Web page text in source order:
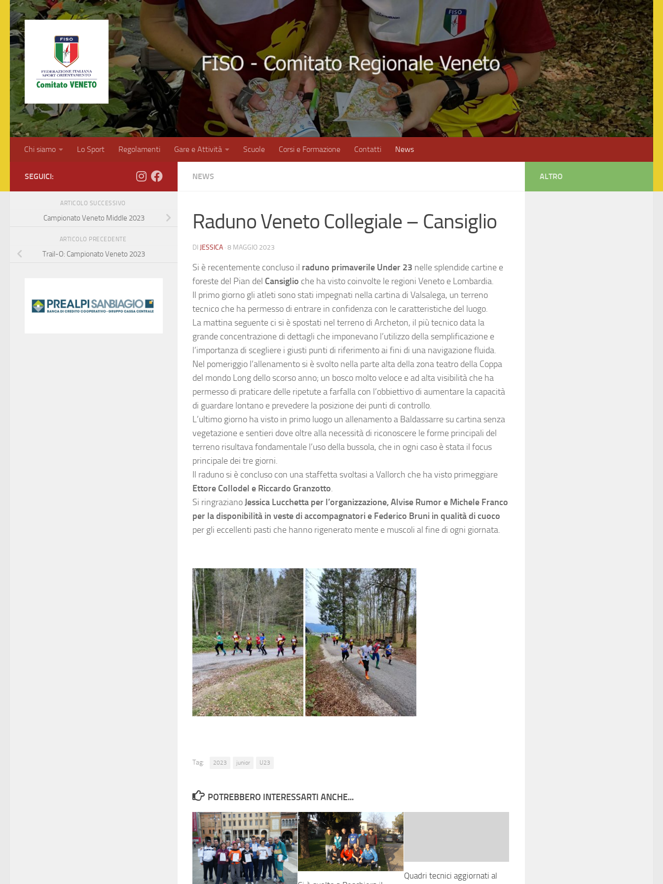
Salta al contenuto
Chi siamo Lo Sport Regolamenti Gare e Attività Scuole Corsi e Formazione Contatti News
NEWS
Raduno Veneto Collegiale – Cansiglio
DI JESSICA · 8 MAGGIO 2023
Si è recentemente concluso il raduno primaverile Under 23 nelle splendide cartine e
foreste del Pian del Cansiglio che ha visto coinvolte le regioni Veneto e Lombardia.
Il primo giorno gli atleti sono stati impegnati nella cartina di Valsalega, un terreno
tecnico che ha permesso di entrare in confidenza con le caratteristiche del luogo.
La mattina seguente ci si è spostati nel terreno di Archeton, il più tecnico data la
grande concentrazione di dettagli che imponevano l’utilizzo della semplificazione e
l’importanza di scegliere i giusti punti di riferimento ai fini di una navigazione fluida.
Nel pomeriggio l’allenamento si è svolto nella parte alta della zona teatro della Coppa
del mondo Long dello scorso anno; un bosco molto veloce e ad alta visibilità che ha
permesso di praticare delle ripetute a farfalla con l’obbiettivo di aumentare la capacità
di guardare lontano e prevedere la posizione dei punti di controllo.
L’ultimo giorno ha visto in primo luogo un allenamento a Baldassarre su cartina senza
vegetazione e sentieri dove oltre alla necessità di riconoscere le forme principali del
terreno risultava fondamentale l’uso della bussola, che in ogni caso è stata il focus
principale dei tre giorni.
Il raduno si è concluso con una staffetta svoltasi a Vallorch che ha visto primeggiare
Ettore Collodel e Riccardo Granzotto.
Si ringrazianoJessica Lucchetta per l’organizzazione, Alvise Rumor e Michele Franco
per la disponibilità in veste di accompagnatori e Federico Bruni in qualità di cuoco
per gli eccellenti pasti che hanno rigenerato mente e muscoli al fine di ogni giornata.
Tag: 2023 junior U23
POTREBBERO INTERESSARTI ANCHE...
Quadri tecnici aggiornati al
SEGUICI:
ARTICOLO SUCCESSIVO
Campionato Veneto Middle 2023
ARTICOLO PRECEDENTE
Trail-O: Campionato Veneto 2023
ALTRO